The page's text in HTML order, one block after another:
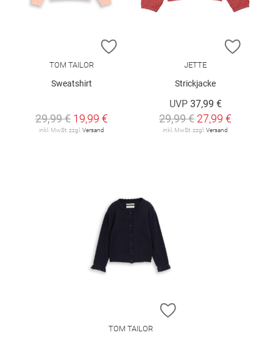
ZUR WUNSCHLISTE HINZUFÜGEN
TOM TAILOR
Sweatshirt
29,99 € 19,99 €
inkl. MwSt. zzgl. Versand
ZUR
JETTE
Strickjacke
UVP 37,99 €
29,99 € 27,99 €
inkl. MwSt. zzgl. Versand
ZUR WUNSCHLISTE
TOM TAILOR